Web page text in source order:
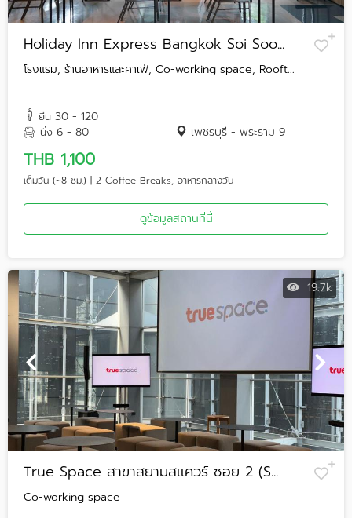
Holiday Inn Express Bangkok Soi Soo...
โรงแรม, ร้านอาหารและคาเฟ่, Co-working space, Rooft...
ยืน 30 - 120
นั่ง 6 - 80 เพชรบุรี - พระราม 9
THB 1,100
เต็มวัน (~8 ชม.) | 2 Coffee Breaks, อาหารกลางวัน
ดูข้อมูลสถานที่นี้
19.7k
True Space สาขาสยามสเเควร์ ซอย 2 (S...
Co-working space